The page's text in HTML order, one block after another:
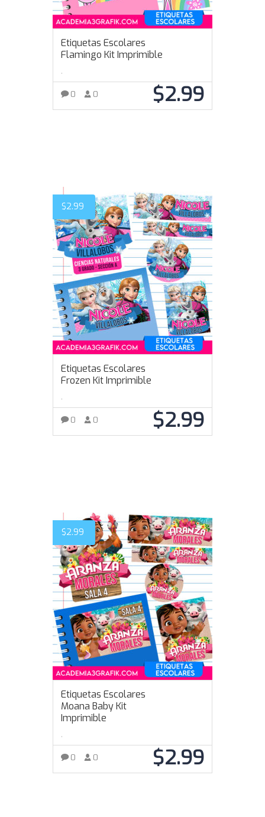
Etiquetas Escolares
Flamingo Kit Imprimible
,
0 0 $2.99
$2.99
Etiquetas Escolares
Frozen Kit Imprimible
,
0 0 $2.99
$2.99
Etiquetas Escolares
Moana Baby Kit
Imprimible
,
0 0 $2.99